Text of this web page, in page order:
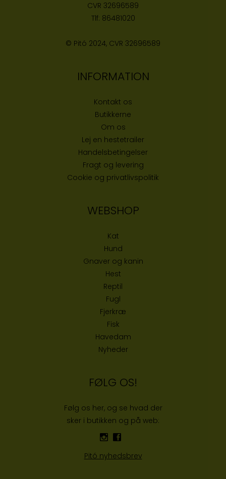
CVR 32696589
Tlf: 86481020
© Pitó 2024, CVR 32696589
INFORMATION
Kontakt os
Butikkerne
Om os
Lej en hestetrailer
Handelsbetingelser
Fragt og levering
Cookie og privatlivspolitik
WEBSHOP
Kat
Hund
Gnaver og kanin
Hest
Reptil
Fugl
Fjerkræ
Fisk
Havedam
Nyheder
FØLG OS!
Følg os her, og se hvad der
sker i butikken og på web:
Pitó nyhedsbrev